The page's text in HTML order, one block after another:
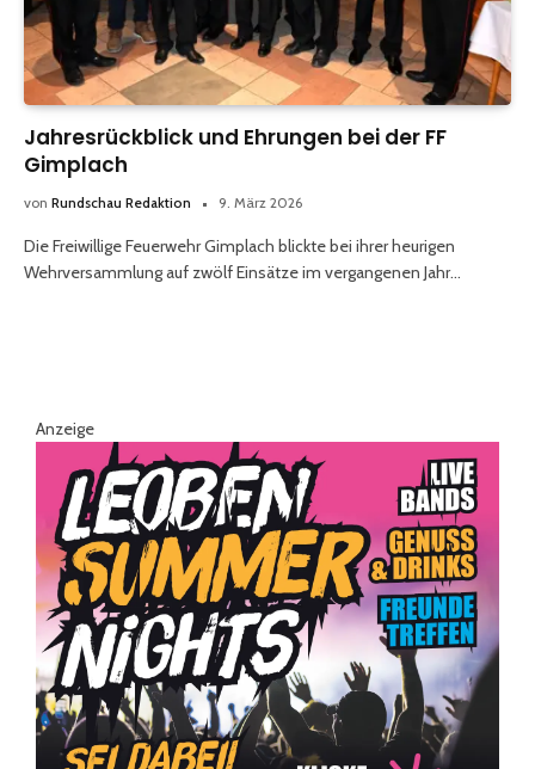
Jahresrückblick und Ehrungen bei der FF
Gimplach
von Rundschau Redaktion 9. März 2026
Die Freiwillige Feuerwehr Gimplach blickte bei ihrer heurigen
Wehrversammlung auf zwölf Einsätze im vergangenen Jahr…
Anzeige